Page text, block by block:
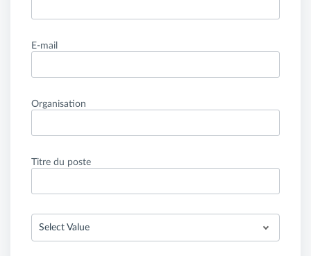
E-mail
Organisation
Titre du poste
Select Value